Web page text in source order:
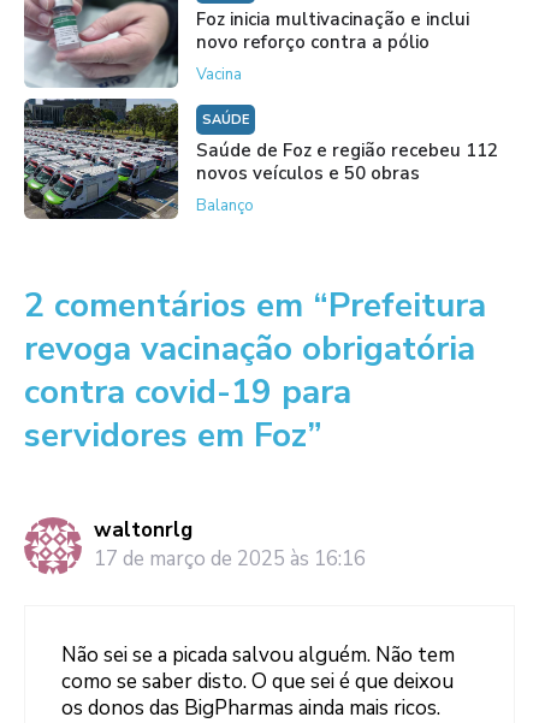
Foz inicia multivacinação e inclui
novo reforço contra a pólio
Vacina
SAÚDE
Saúde de Foz e região recebeu 112
novos veículos e 50 obras
Balanço
2 comentários em “Prefeitura
revoga vacinação obrigatória
contra covid-19 para
servidores em Foz”
waltonrlg
17 de março de 2025 às 16:16
Não sei se a picada salvou alguém. Não tem
como se saber disto. O que sei é que deixou
os donos das BigPharmas ainda mais ricos.